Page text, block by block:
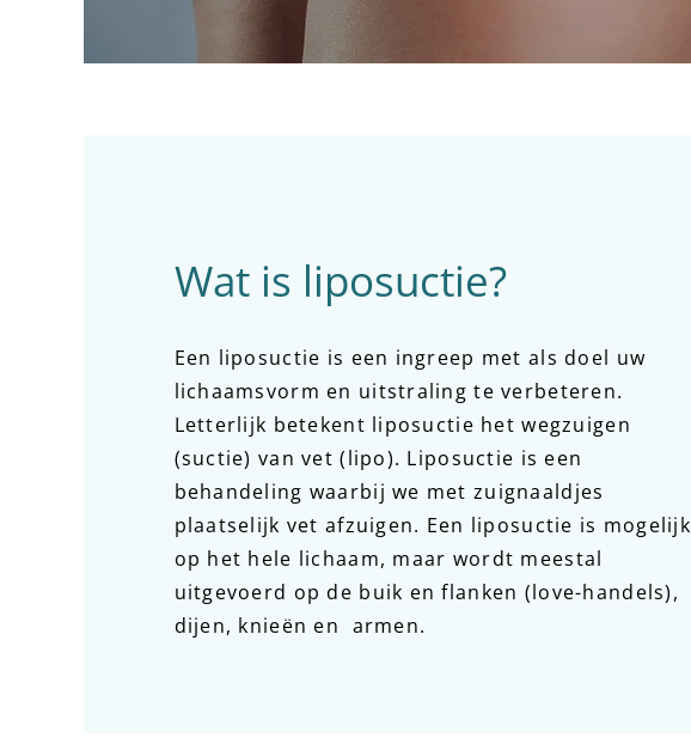
Wat is liposuctie?
Een liposuctie is een ingreep met als doel uw
lichaamsvorm en uitstraling te verbeteren.
Letterlijk betekent liposuctie het wegzuigen
(suctie) van vet (lipo). Liposuctie is een
behandeling waarbij we met zuignaaldjes
plaatselijk vet afzuigen. Een liposuctie is mogelijk
op het hele lichaam, maar wordt meestal
uitgevoerd op de buik en flanken (love-handels),
dijen, knieën en armen.